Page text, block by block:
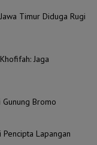
Timur Diduga Rugi
Jaga
Bromo
Lapangan